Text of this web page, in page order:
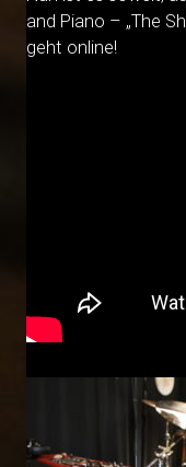
and Piano – „The
geht online!